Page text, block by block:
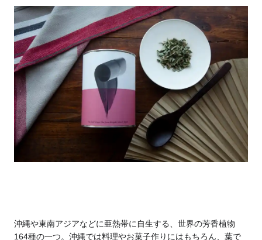
沖縄や東南アジアなどに亜熱帯に自生する、世界の芳香植物
164種の一つ。沖縄では料理やお菓子作りにはもちろん、葉で